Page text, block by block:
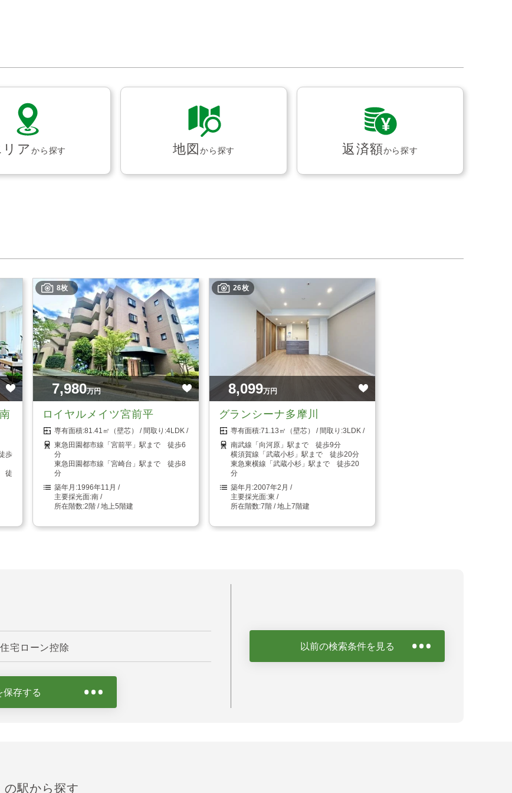
リアから探す 地図から探す 返済額から探す
歩
徒
8枚
7,980万円
ロイヤルメイツ宮前平
81.41㎡（壁芯）
4LDK
東急田園都市線「宮前平」駅まで 徒歩6
分
東急田園都市線「宮崎台」駅まで 徒歩8
分
1996年11月
南
2階 / 地上5階建
26枚
8,099万円
グランシーナ多摩川
71.13㎡（壁芯）
3LDK
南武線「向河原」駅まで 徒歩9分
横須賀線「武蔵小杉」駅まで 徒歩20分
東急東横線「武蔵小杉」駅まで 徒歩20
分
2007年2月
東
7階 / 地上7階建
宅ローン控除
保存する
以前の検索条件を見る
駅から探す